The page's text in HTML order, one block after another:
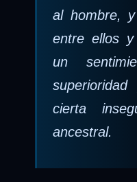
al hombre,
entre ellos
un
cierta
ancestral.